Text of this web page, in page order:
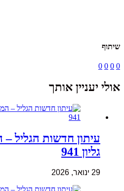
שיתוף
0
0
0
0
אולי יעניין אותך
עיתון חדשות הגליל
גליון 941
29 ינואר, 2026